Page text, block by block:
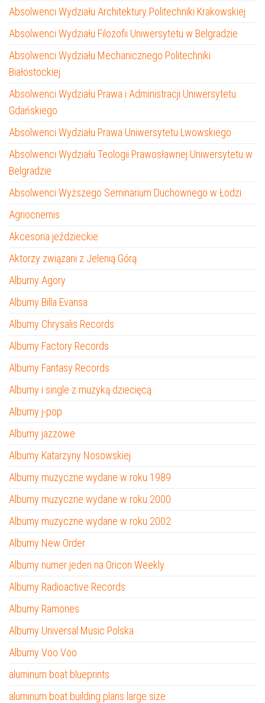
Absolwenci Wydziału Architektury Politechniki Krakowskiej
Absolwenci Wydziału Filozofii Uniwersytetu w Belgradzie
Absolwenci Wydziału Mechanicznego Politechniki
Białostockiej
Absolwenci Wydziału Prawa i Administracji Uniwersytetu
Gdańskiego
Absolwenci Wydziału Prawa Uniwersytetu Lwowskiego
Absolwenci Wydziału Teologii Prawosławnej Uniwersytetu w
Belgradzie
Absolwenci Wyższego Seminarium Duchownego w Łodzi
Agriocnemis
Akcesoria jeździeckie
Aktorzy związani z Jelenią Górą
Albumy Agory
Albumy Billa Evansa
Albumy Chrysalis Records
Albumy Factory Records
Albumy Fantasy Records
Albumy i single z muzyką dziecięcą
Albumy j-pop
Albumy jazzowe
Albumy Katarzyny Nosowskiej
Albumy muzyczne wydane w roku 1989
Albumy muzyczne wydane w roku 2000
Albumy muzyczne wydane w roku 2002
Albumy New Order
Albumy numer jeden na Oricon Weekly
Albumy Radioactive Records
Albumy Ramones
Albumy Universal Music Polska
Albumy Voo Voo
aluminum boat blueprints
aluminum boat building plans large size